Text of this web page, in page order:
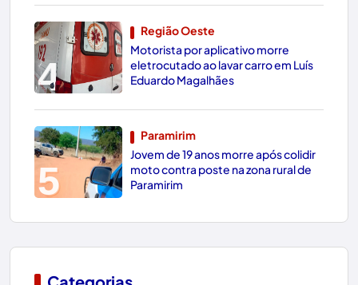
4
Região Oeste
Motorista por aplicativo morre
eletrocutado ao lavar carro em Luís
Eduardo Magalhães
5
Paramirim
Jovem de 19 anos morre após colidir
moto contra poste na zona rural de
Paramirim